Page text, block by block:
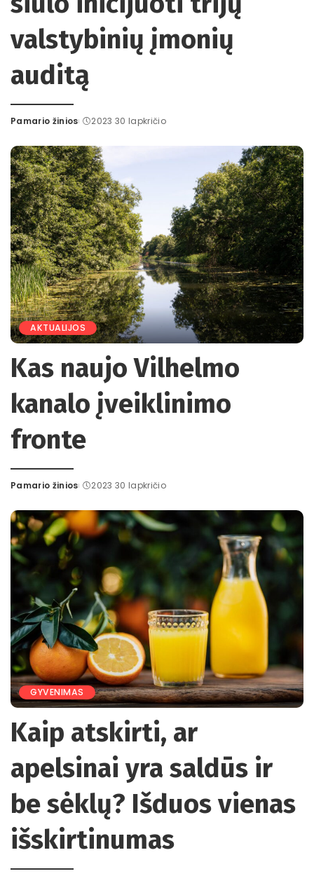
valstybinių įmonių
auditą
Posted
Pamario žinios 2023 30 lapkričio
AKTUALIJOS
Kas naujo Vilhelmo
kanalo įveiklinimo
fronte
Posted
Pamario žinios 2023 30 lapkričio
GYVENIMAS
Kaip atskirti, ar
apelsinai yra saldūs ir
be sėklų? Išduos vienas
išskirtinumas